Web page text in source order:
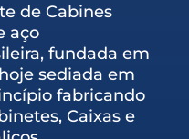
de Cabines
aço
fundada em
sediada em
fabricando
Caixas e